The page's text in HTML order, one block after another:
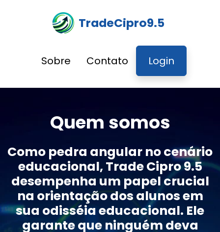
TradeCipro9.5
Sobre Contato Login
Quem somos
Como pedra angular no cenário
educacional, Trade Cipro 9.5
desempenha um papel crucial
na orientação dos alunos em
sua odisséia educacional. Ele
garante que ninguém deva